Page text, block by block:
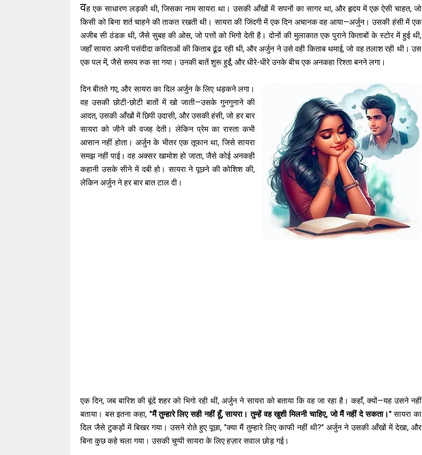
वह एक साधारण लड़की थी, जिसका नाम सायरा था। उसकी आँखों में सपनों का सागर था, और हृदय में एक ऐसी चाहत, जो
किसी को बिना शर्त चाहने की ताकत रखती थी। सायरा की जिंदगी में एक दिन अचानक वह आया—अर्जुन। उसकी हंसी में एक
अजीब सी ठंडक थी, जैसे सुबह की ओस, जो पत्तों को भिगो देती है। दोनों की मुलाकात एक पुराने किताबों के स्टोर में हुई थी,
जहाँ सायरा अपनी पसंदीदा कविताओं की किताब ढूंढ रही थी, और अर्जुन ने उसे वही किताब थमाई, जो वह तलाश रही थी। उस
एक पल में, जैसे समय रुक सा गया। उनकी बातें शुरू हुईं, और धीरे-धीरे उनके बीच एक अनकहा रिश्ता बनने लगा।
दिन बीतते गए, और सायरा का दिल अर्जुन के लिए धड़कने लगा।
वह उसकी छोटी-छोटी बातों में खो जाती—उसके गुनगुनाने की
आदत, उसकी आँखों में छिपी उदासी, और उसकी हंसी, जो हर बार
सायरा को जीने की वजह देती। लेकिन प्रेम का रास्ता कभी
आसान नहीं होता। अर्जुन के भीतर एक तूफान था, जिसे सायरा
समझ नहीं पाई। वह अक्सर खामोश हो जाता, जैसे कोई अनकही
कहानी उसके सीने में दबी हो। सायरा ने पूछने की कोशिश की,
लेकिन अर्जुन ने हर बार बात टाल दी।
एक दिन, जब बारिश की बूंदें शहर को भिगो रही थीं, अर्जुन ने सायरा को बताया कि वह जा रहा है। कहाँ, क्यों—यह उसने नहीं
बताया। बस इतना कहा, "मैं तुम्हारे लिए सही नहीं हूँ, सायरा। तुम्हें वह खुशी मिलनी चाहिए, जो मैं नहीं दे सकता।" सायरा का
दिल जैसे टुकड़ों में बिखर गया। उसने रोते हुए पूछा, "क्या मैं तुम्हारे लिए काफी नहीं थी?" अर्जुन ने उसकी आँखों में देखा, और
बिना कुछ कहे चला गया। उसकी चुप्पी सायरा के लिए हज़ार सवाल छोड़ गई।